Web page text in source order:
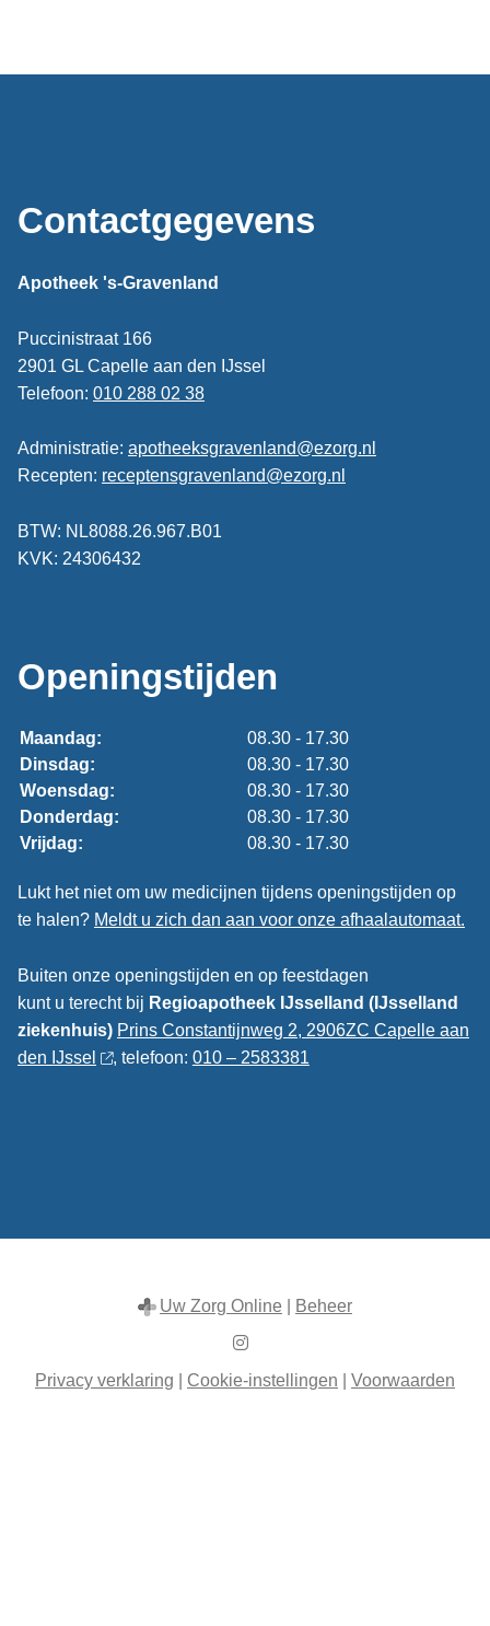
Contactgegevens
Apotheek 's-Gravenland
Puccinistraat 166
2901 GL Capelle aan den IJssel
Telefoon: 010 288 02 38
Administratie: apotheeksgravenland@ezorg.nl
Recepten: receptensgravenland@ezorg.nl
BTW: NL8088.26.967.B01
KVK: 24306432
Openingstijden
Maandag:
08.30 - 17.30
Dinsdag:
08.30 - 17.30
Woensdag:
08.30 - 17.30
Donderdag:
08.30 - 17.30
Vrijdag:
08.30 - 17.30
Lukt het niet om uw medicijnen tijdens openingstijden op
te halen? Meldt u zich dan aan voor onze afhaalautomaat.
Buiten onze openingstijden en op feestdagen
kunt u terecht bij Regioapotheek IJsselland (IJsselland
ziekenhuis) Prins Constantijnweg 2, 2906ZC Capelle aan
den IJssel
, telefoon: 010 – 2583381
Uw Zorg Online
Beheer
Bezoek
Instagram
Privacy verklaring Cookie-instellingen Voorwaarden